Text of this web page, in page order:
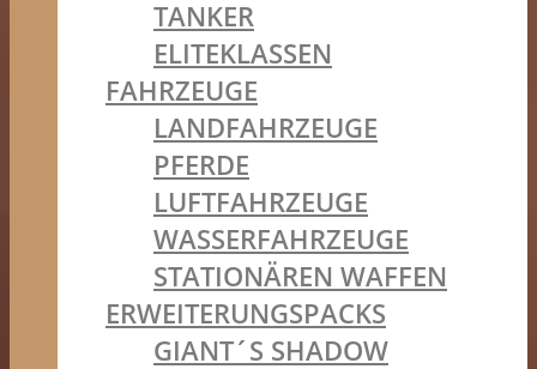
TANKER
ELITEKLASSEN
FAHRZEUGE
LANDFAHRZEUGE
PFERDE
LUFTFAHRZEUGE
WASSERFAHRZEUGE
STATIONÄREN WAFFEN
ERWEITERUNGSPACKS
GIANT´S SHADOW